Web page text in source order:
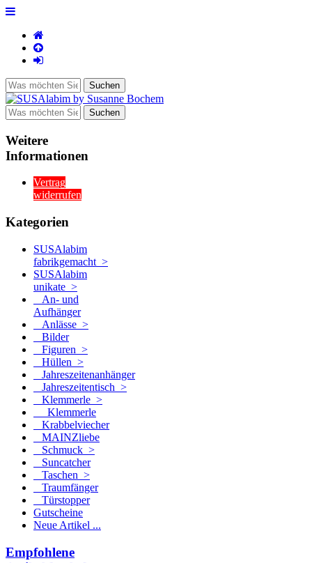
Weitere
Informationen
Vertrag
widerrufen
Kategorien
SUSAlabim
fabrikgemacht >
SUSAlabim
unikate >
An- und
Aufhänger
Anlässe >
Bilder
Figuren >
Hüllen >
Jahreszeitenanhänger
Jahreszeitentisch >
Klemmerle >
Klemmerle
Krabbelviecher
MAINZliebe
Schmuck >
Suncatcher
Taschen >
Traumfänger
Türstopper
Gutscheine
Neue Artikel ...
Empfohlene